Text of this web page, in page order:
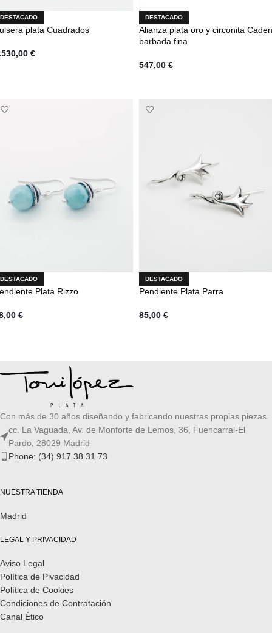
DESTACADO
plata Cuadrados
€
DESTACADO
Alianza plata oro y circonita
barbada fina
547,00 €
DESTACADO
Plata Rizzo
€
DESTACADO
Pendiente Plata Parra
85,00 €
Con más de 30 años diseñando y fabricando nuestras propias piezas.
cc. La Vaguada, Av. de Monforte de Lemos, 36, Fuencarral-El
Pardo, 28029 Madrid
Phone: (34) 917 38 31 73
NUESTRA TIENDA
Madrid
LEGAL Y PRIVACIDAD
Aviso Legal
Política de Pivacidad
Política de Cookies
Condiciones de Contratación
Canal Ético